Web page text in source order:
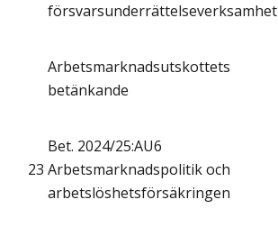
försvarsunderrättelseverksamhet
Arbetsmarknadsutskottets
betänkande
23
Bet. 2024/25:AU6
Arbetsmarknadspolitik och
arbetslöshetsförsäkringen